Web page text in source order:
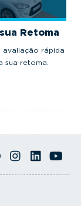
Retoma
avaliação rápida
sua retoma.